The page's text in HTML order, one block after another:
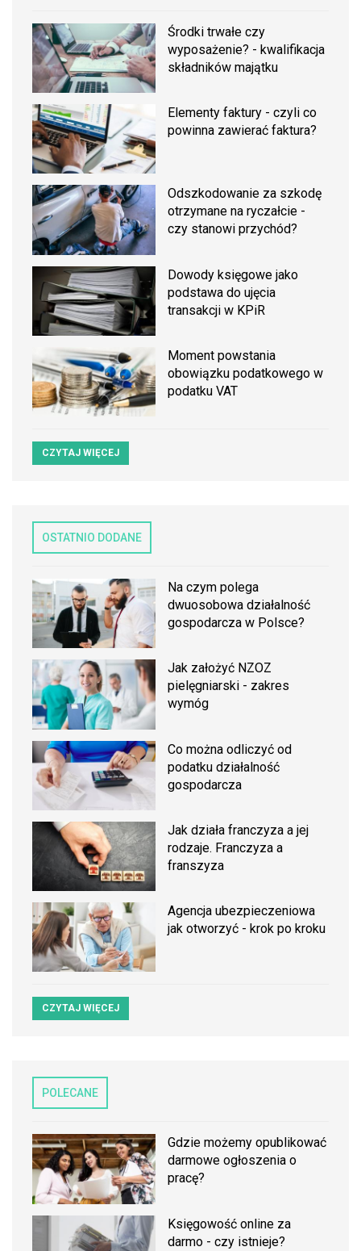
Środki trwałe czy
wyposażenie? - kwalifikacja
składników majątku
Elementy faktury - czyli co
powinna zawierać faktura?
Odszkodowanie za szkodę
otrzymane na ryczałcie -
czy stanowi przychód?
Dowody księgowe jako
podstawa do ujęcia
transakcji w KPiR
Moment powstania
obowiązku podatkowego w
podatku VAT
CZYTAJ WIĘCEJ
OSTATNIO DODANE
Na czym polega
dwuosobowa działalność
gospodarcza w Polsce?
Jak założyć NZOZ
pielęgniarski - zakres
wymóg
Co można odliczyć od
podatku działalność
gospodarcza
Jak działa franczyza a jej
rodzaje. Franczyza a
franszyza
Agencja ubezpieczeniowa
jak otworzyć - krok po kroku
CZYTAJ WIĘCEJ
POLECANE
Gdzie możemy opublikować
darmowe ogłoszenia o
pracę?
Księgowość online za
darmo - czy istnieje?